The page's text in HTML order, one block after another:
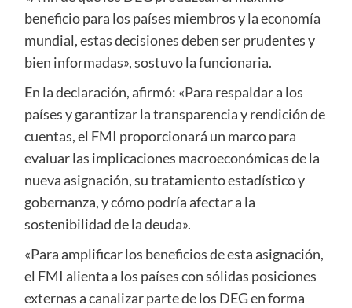
beneficio para los países miembros y la economía
mundial, estas decisiones deben ser prudentes y
bien informadas», sostuvo la funcionaria.
En la declaración, afirmó: «Para respaldar a los
países y garantizar la transparencia y rendición de
cuentas, el FMI proporcionará un marco para
evaluar las implicaciones macroeconómicas de la
nueva asignación, su tratamiento estadístico y
gobernanza, y cómo podría afectar a la
sostenibilidad de la deuda».
«Para amplificar los beneficios de esta asignación,
el FMI alienta a los países con sólidas posiciones
externas a canalizar parte de los DEG en forma